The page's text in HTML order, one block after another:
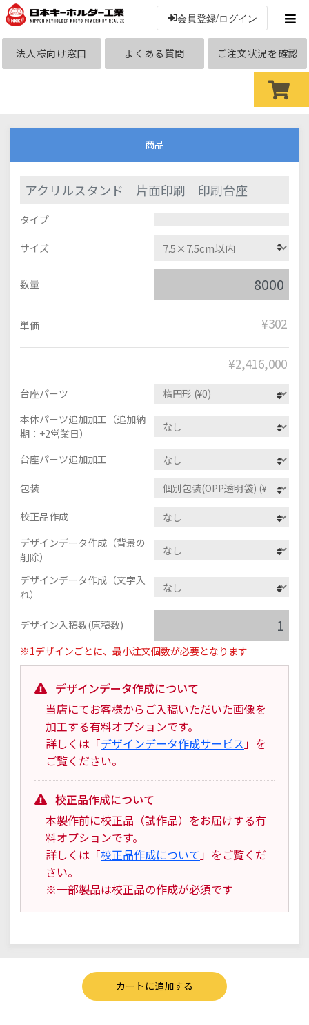
会員登録/ログイン
法人様向け窓口 よくある質問 ご注文状況を確認
商品
アクリルスタンド 片面印刷 印刷台座
タイプ
サイズ
数量
単価 ¥302
¥2,416,000
台座パーツ
本体パーツ追加加工（追加納
期：+2営業日）
台座パーツ追加加工
包装
校正品作成
デザインデータ作成（背景の
削除）
デザインデータ作成（文字入
れ）
デザイン入稿数(原稿数)
※1デザインごとに、最小注文個数が必要となります
デザインデータ作成について
当店にてお客様からご入稿いただいた画像を
加工する有料オプションです。
詳しくは「デザインデータ作成サービス 」を
ご覧ください。
校正品作成について
本製作前に校正品（試作品）をお届けする有
料オプションです。
詳しくは「校正品作成について 」をご覧くだ
さい。
※一部製品は校正品の作成が必須です